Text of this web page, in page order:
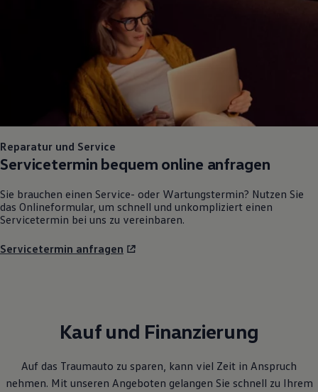
Reparatur und Service
Servicetermin bequem online anfragen
Sie brauchen einen Service- oder Wartungstermin? Nutzen Sie
das Onlineformular, um schnell und unkompliziert einen
Servicetermin bei uns zu vereinbaren.
Servicetermin anfragen
Kauf und Finanzierung
Auf das Traumauto zu sparen, kann viel Zeit in Anspruch
nehmen. Mit unseren Angeboten gelangen Sie schnell zu Ihrem